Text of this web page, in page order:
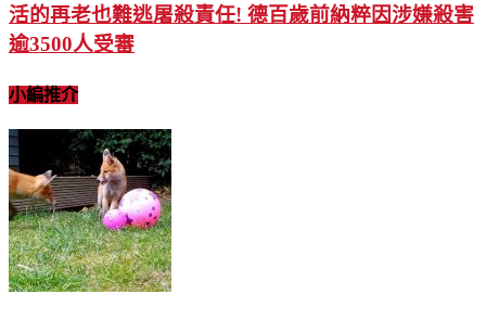
活的再老也難逃屠殺責任! 德百歲前納粹因涉嫌殺害
逾3500人受審
小編推介